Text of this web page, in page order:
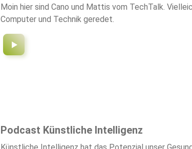
Moin hier sind Cano und Mattis vom TechTalk.
Computer und Technik geredet.
Podcast Künstliche Intelligenz